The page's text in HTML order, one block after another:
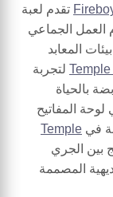
تقدم لعبة
العمل الجماعي
المعابد
Temple لتجربة
بالحياة
المفاتيح
في Temple
بين الجري
المصممة